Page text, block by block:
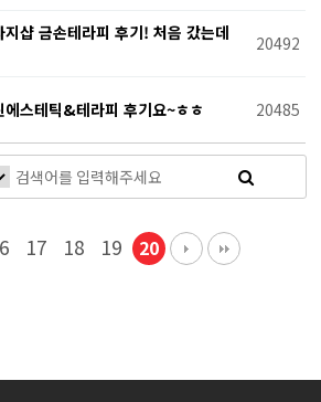
샵 금손테라피 후기! 처음 갔는데
20492
에스테틱&테라피 후기요~ㅎㅎ 20485
17 18 19 20